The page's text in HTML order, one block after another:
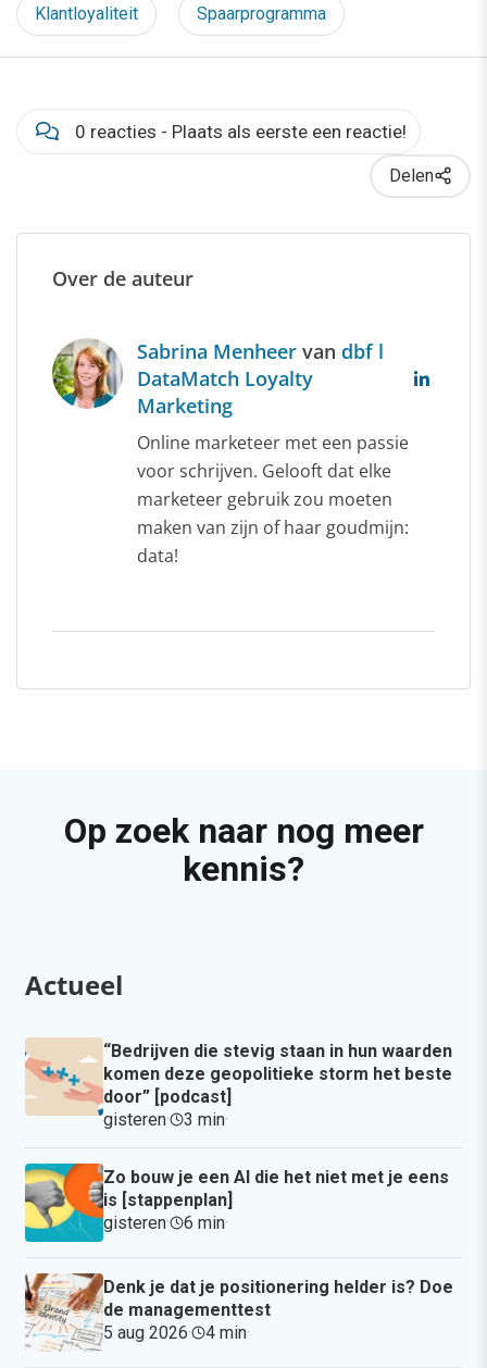
Klantloyaliteit Spaarprogramma
0 reacties - Plaats als eerste een reactie!
Delen
Over de auteur
Sabrina Menheer van dbf l
DataMatch Loyalty
Marketing
Online marketeer met een passie
voor schrijven. Gelooft dat elke
marketeer gebruik zou moeten
maken van zijn of haar goudmijn:
data!
Op zoek naar nog meer
kennis?
Actueel
“Bedrijven die stevig staan in hun waarden
komen deze geopolitieke storm het beste
door” [podcast]
gisteren· 3 min·
Zo bouw je een AI die het niet met je eens
is [stappenplan]
gisteren· 6 min·
Denk je dat je positionering helder is? Doe
de managementtest
5 aug 2026· 4 min·